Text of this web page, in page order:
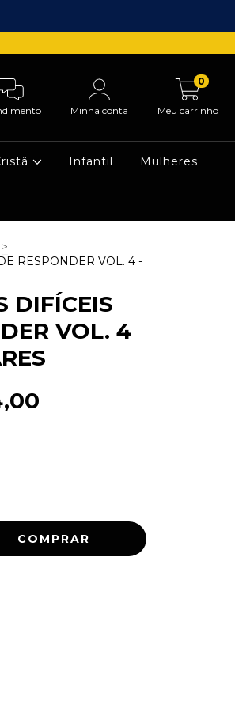
Minha conta Meu carrinho
0
Infantil Mulheres
>
RESPONDER VOL. 4 -
DIFÍCEIS
VOL. 4